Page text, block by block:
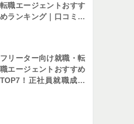
転職エージェントおすす
めランキング｜口コミか
フリーター向け就職・転
職エージェントおすすめ
TOP7！正社員就職成功